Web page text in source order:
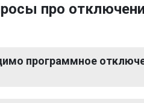
про
программное